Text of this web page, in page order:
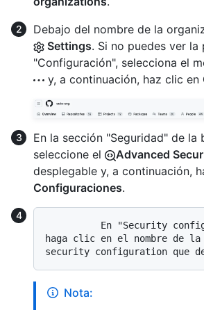
Debajo del nombre de la
Settings. Si no puedes ver la
"Configuración", selecciona el
y, a continuación, haz clic en
En la sección "Seguridad" de la
seleccione el
Advanced
desplegable y, a continuación,
Configuraciones.
haga clic en el nombre de la
Nota: